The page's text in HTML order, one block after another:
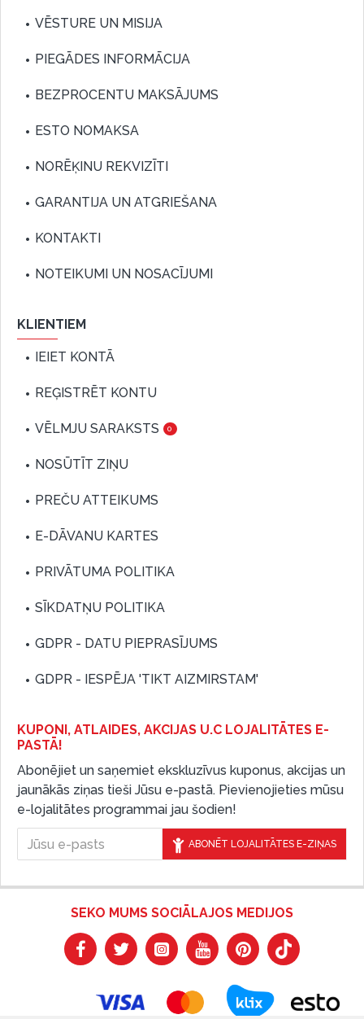
VĒSTURE UN MISIJA
PIEGĀDES INFORMĀCIJA
BEZPROCENTU MAKSĀJUMS
ESTO NOMAKSA
NORĒĶINU REKVIZĪTI
GARANTIJA UN ATGRIEŠANA
KONTAKTI
NOTEIKUMI UN NOSACĪJUMI
KLIENTIEM
IEIET KONTĀ
REĢISTRĒT KONTU
VĒLMJU SARAKSTS 0
NOSŪTĪT ZIŅU
PREČU ATTEIKUMS
E-DĀVANU KARTES
PRIVĀTUMA POLITIKA
SĪKDATŅU POLITIKA
GDPR - DATU PIEPRASĪJUMS
GDPR - IESPĒJA 'TIKT AIZMIRSTAM'
KUPONI, ATLAIDES, AKCIJAS U.C LOJALITĀTES E-
PASTĀ!
Abonējiet un saņemiet ekskluzīvus kuponus, akcijas un
jaunākās ziņas tieši Jūsu e-pastā. Pievienojieties mūsu
e-lojalitātes programmai jau šodien!
ABONĒT LOJALITĀTES E-ZIŅAS
SEKO MUMS SOCIĀLAJOS MEDIJOS